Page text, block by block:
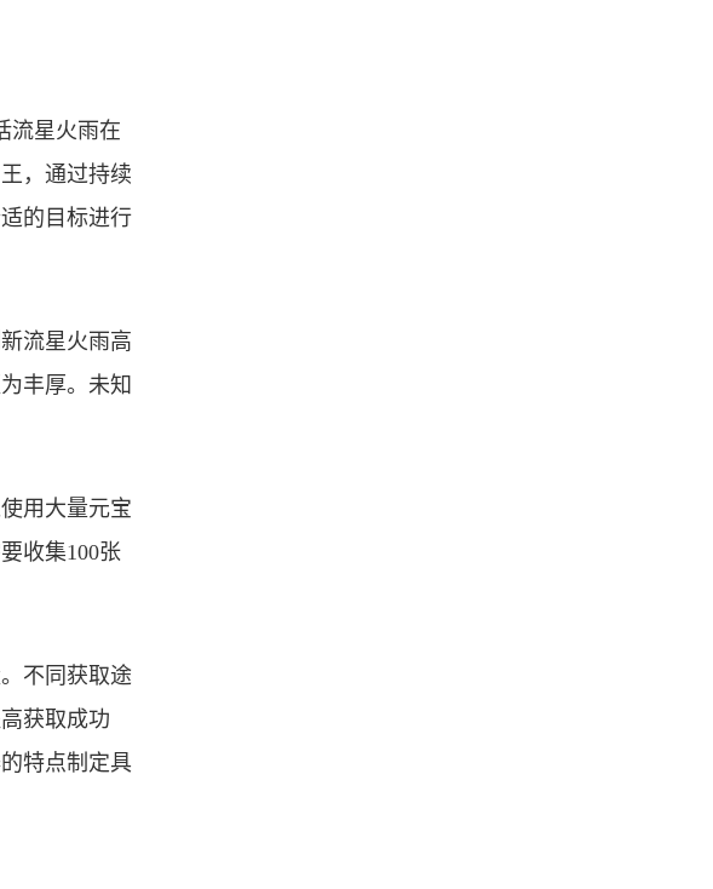
流星火雨在
，通过持续
的目标进行
流星火雨高
丰厚。未知
用大量元宝
收集100张
不同获取途
获取成功
特点制定具